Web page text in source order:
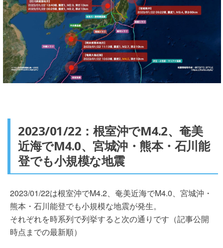
2023/01/22：根室沖でM4.2、奄美
近海でM4.0、宮城沖・熊本・石川能
登でも小規模な地震
2023/01/22は根室沖でM4.2、奄美近海でM4.0、宮城沖・
熊本・石川能登でも小規模な地震が発生。
それぞれを時系列で列挙すると次の通りです（記事公開
時点までの最新順）